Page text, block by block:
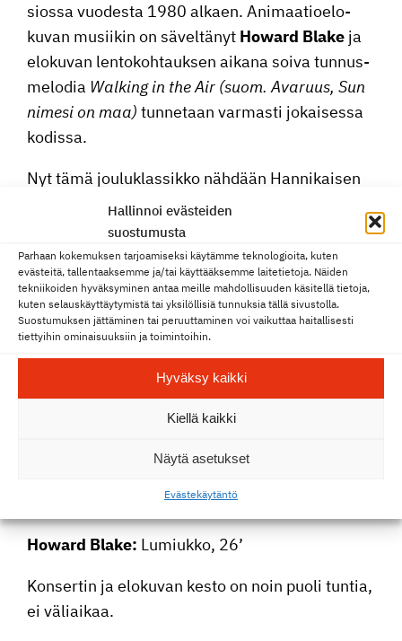
Hallinnoi evästeiden
suostumusta
Parhaan kokemuksen tarjoamiseksi käytämme teknologioita, kuten
evästeitä, tallentaaksemme ja/tai käyttääksemme laitetietoja. Näiden
tekniikoiden hyväksyminen antaa meille mahdollisuuden käsitellä tietoja,
kuten selauskäyttäytymistä tai yksilöllisiä tunnuksia tällä sivustolla.
Suostumuksen jättäminen tai peruuttaminen voi vaikuttaa haitallisesti
tiettyihin ominaisuuksiin ja toimintoihin.
Hyväksy kaikki
Kiellä kaikki
Näytä asetukset
Eväste­käy­täntö
siossa vuodesta 1980 alkaen. Animaa­tio­elo­
kuvan musiikin on sävel­tänyt Howard Blake ja
elokuvan lento­koh­tauksen aikana soiva tunnus­
me­lodia Walking in the Air (suom. Avaruus, Sun
nimesi on maa) tunnetaan varmasti jokai­sessa
kodissa.
Nyt tämä jouluklas­sikko nähdään Hanni­kaisen
salin valko­kan­kaalla Joensuun kaupun­gi­nor­kes­
terin tulkit­se­mana. Pue siis päälle villa­sukat,
ota kainaloon pieni (tai iso) katsoja ja tule koko
perheen voimin kokemaan kuinka lumiukko saa
sinutkin mukaan lennolle!
Suosi­tusi­kä­raja 3 vuotta, sallittu kaike­ni­käi­sille.
Konsertin ja elokuvan kesto on noin puoli tuntia.
Philipp Schneider, kapel­li­mes­tari
Joensuun kaupun­gi­nor­kes­teri
Howard Blake: Lumiukko, 26’
Konsertin ja elokuvan kesto on noin puoli tuntia,
ei väliaikaa.